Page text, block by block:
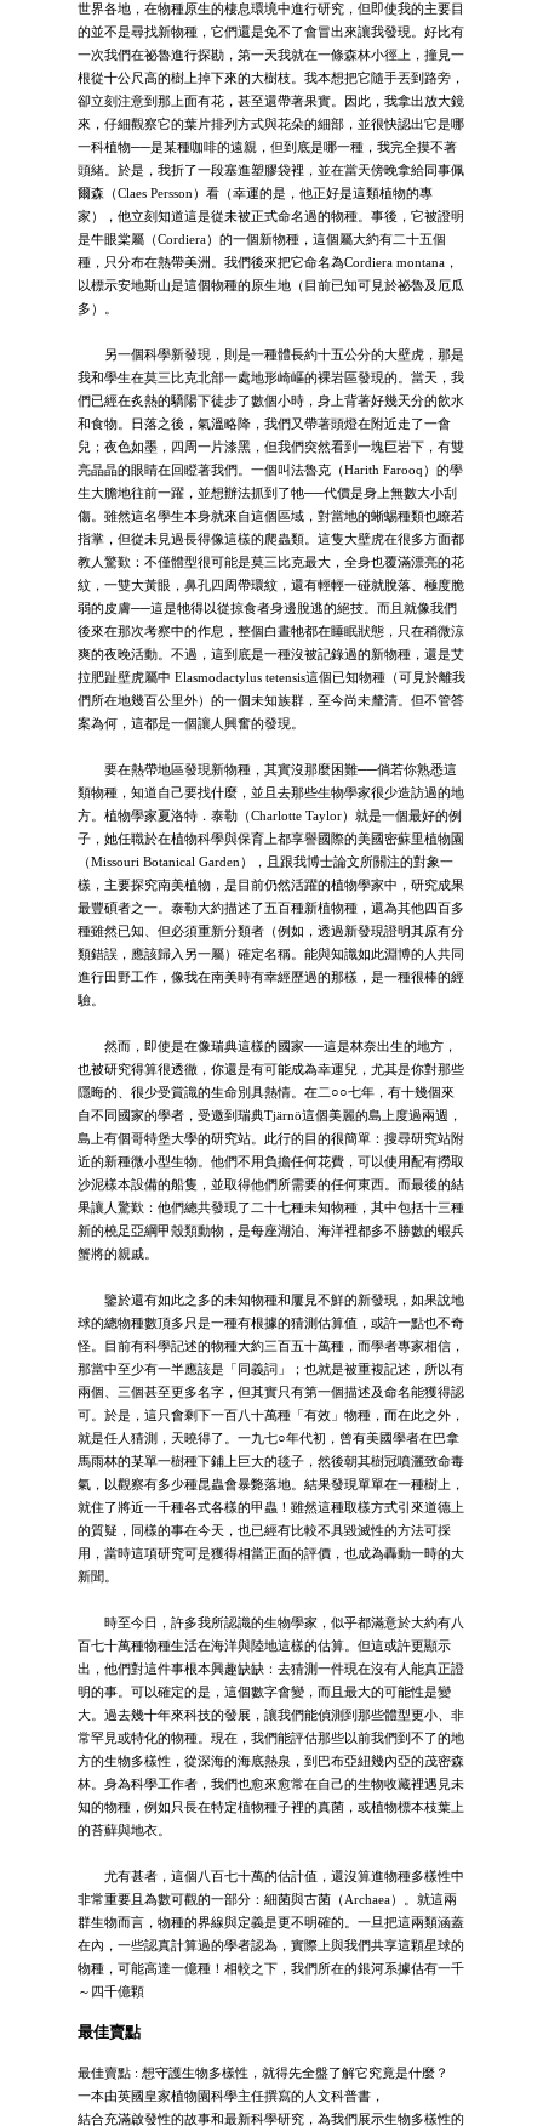
世界各地，在物種原生的棲息環境中進行研究，但即使我的主要目
的並不是尋找新物種，它們還是免不了會冒出來讓我發現。好比有
一次我們在祕魯進行探勘，第一天我就在一條森林小徑上，撞見一
根從十公尺高的樹上掉下來的大樹枝。我本想把它隨手丟到路旁，
卻立刻注意到那上面有花，甚至還帶著果實。因此，我拿出放大鏡
來，仔細觀察它的葉片排列方式與花朵的細部，並很快認出它是哪
一科植物──是某種咖啡的遠親，但到底是哪一種，我完全摸不著
頭緒。於是，我折了一段塞進塑膠袋裡，並在當天傍晚拿給同事佩
爾森（Claes Persson）看（幸運的是，他正好是這類植物的專
家），他立刻知道這是從未被正式命名過的物種。事後，它被證明
是牛眼棠屬（Cordiera）的一個新物種，這個屬大約有二十五個
種，只分布在熱帶美洲。我們後來把它命名為Cordiera montana，
以標示安地斯山是這個物種的原生地（目前已知可見於祕魯及厄瓜
多）。
另一個科學新發現，則是一種體長約十五公分的大壁虎，那是
我和學生在莫三比克北部一處地形崎嶇的裸岩區發現的。當天，我
們已經在炙熱的驕陽下徒步了數個小時，身上背著好幾天分的飲水
和食物。日落之後，氣溫略降，我們又帶著頭燈在附近走了一會
兒；夜色如墨，四周一片漆黑，但我們突然看到一塊巨岩下，有雙
亮晶晶的眼睛在回瞪著我們。一個叫法魯克（Harith Farooq）的學
生大膽地往前一躍，並想辦法抓到了牠──代價是身上無數大小刮
傷。雖然這名學生本身就來自這個區域，對當地的蜥蜴種類也瞭若
指掌，但從未見過長得像這樣的爬蟲類。這隻大壁虎在很多方面都
教人驚歎：不僅體型很可能是莫三比克最大，全身也覆滿漂亮的花
紋，一雙大黃眼，鼻孔四周帶環紋，還有輕輕一碰就脫落、極度脆
弱的皮膚──這是牠得以從掠食者身邊脫逃的絕技。而且就像我們
後來在那次考察中的作息，整個白晝牠都在睡眠狀態，只在稍微涼
爽的夜晚活動。不過，這到底是一種沒被記錄過的新物種，還是艾
拉肥趾壁虎屬中 Elasmodactylus tetensis這個已知物種（可見於離我
們所在地幾百公里外）的一個未知族群，至今尚未釐清。但不管答
案為何，這都是一個讓人興奮的發現。
要在熱帶地區發現新物種，其實沒那麼困難──倘若你熟悉這
類物種，知道自己要找什麼，並且去那些生物學家很少造訪過的地
方。植物學家夏洛特．泰勒（Charlotte Taylor）就是一個最好的例
子，她任職於在植物科學與保育上都享譽國際的美國密蘇里植物園
（Missouri Botanical Garden），且跟我博士論文所關注的對象一
樣，主要探究南美植物，是目前仍然活躍的植物學家中，研究成果
最豐碩者之一。泰勒大約描述了五百種新植物種，還為其他四百多
種雖然已知、但必須重新分類者（例如，透過新發現證明其原有分
類錯誤，應該歸入另一屬）確定名稱。能與知識如此淵博的人共同
進行田野工作，像我在南美時有幸經歷過的那樣，是一種很棒的經
驗。
然而，即使是在像瑞典這樣的國家──這是林奈出生的地方，
也被研究得算很透徹，你還是有可能成為幸運兒，尤其是你對那些
隱晦的、很少受賞識的生命別具熱情。在二○○七年，有十幾個來
自不同國家的學者，受邀到瑞典Tjärnö這個美麗的島上度過兩週，
島上有個哥特堡大學的研究站。此行的目的很簡單：搜尋研究站附
近的新種微小型生物。他們不用負擔任何花費，可以使用配有撈取
沙泥樣本設備的船隻，並取得他們所需要的任何東西。而最後的結
果讓人驚歎：他們總共發現了二十七種未知物種，其中包括十三種
新的橈足亞綱甲殼類動物，是每座湖泊、海洋裡都多不勝數的蝦兵
蟹將的親戚。
鑒於還有如此之多的未知物種和屢見不鮮的新發現，如果說地
球的總物種數頂多只是一種有根據的猜測估算值，或許一點也不奇
怪。目前有科學記述的物種大約三百五十萬種，而學者專家相信，
那當中至少有一半應該是「同義詞」；也就是被重複記述，所以有
兩個、三個甚至更多名字，但其實只有第一個描述及命名能獲得認
可。於是，這只會剩下一百八十萬種「有效」物種，而在此之外，
就是任人猜測，天曉得了。一九七○年代初，曾有美國學者在巴拿
馬雨林的某單一樹種下鋪上巨大的毯子，然後朝其樹冠噴灑致命毒
氣，以觀察有多少種昆蟲會暴斃落地。結果發現單單在一種樹上，
就住了將近一千種各式各樣的甲蟲！雖然這種取樣方式引來道德上
的質疑，同樣的事在今天，也已經有比較不具毀滅性的方法可採
用，當時這項研究可是獲得相當正面的評價，也成為轟動一時的大
新聞。
時至今日，許多我所認識的生物學家，似乎都滿意於大約有八
百七十萬種物種生活在海洋與陸地這樣的估算。但這或許更顯示
出，他們對這件事根本興趣缺缺：去猜測一件現在沒有人能真正證
明的事。可以確定的是，這個數字會變，而且最大的可能性是變
大。過去幾十年來科技的發展，讓我們能偵測到那些體型更小、非
常罕見或特化的物種。現在，我們能評估那些以前我們到不了的地
方的生物多樣性，從深海的海底熱泉，到巴布亞紐幾內亞的茂密森
林。身為科學工作者，我們也愈來愈常在自己的生物收藏裡遇見未
知的物種，例如只長在特定植物種子裡的真菌，或植物標本枝葉上
的苔蘚與地衣。
尤有甚者，這個八百七十萬的估計值，還沒算進物種多樣性中
非常重要且為數可觀的一部分：細菌與古菌（Archaea）。就這兩
群生物而言，物種的界線與定義是更不明確的。一旦把這兩類涵蓋
在內，一些認真計算過的學者認為，實際上與我們共享這顆星球的
物種，可能高達一億種！相較之下，我們所在的銀河系據估有一千
～四千億顆
最佳賣點
最佳賣點 : 想守護生物多樣性，就得先全盤了解它究竟是什麼？
一本由英國皇家植物園科學主任撰寫的人文科普書，
結合充滿啟發性的故事和最新科學研究，為我們展示生物多樣性的